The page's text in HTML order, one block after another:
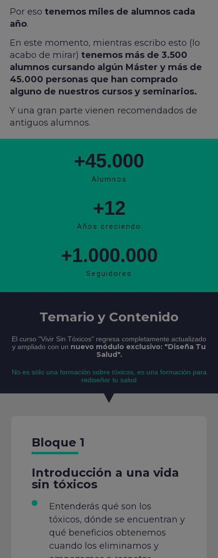
Por eso tenemos miles de alumnos cada
año.
En este momento, mientras escribo esto (lo
acabo de mirar) tenemos más de 3.500
alumnos cursando algún Máster y más de
45.000 personas que han comprado
alguno de nuestros cursos y seminarios.
Y una gran parte vienen recomendados de
antiguos alumnos.
Alumnos
+45.000
Años creciendo
+12
Seguidores
+1.000.000
Temario y Contenido
El curso "Vivir Sin Tóxicos" regresa completamente actualizado
y ampliado con un nuevo módulo exclusivo: "Diseña Tu
Salud".
No es sólo una formación sobre tóxicos, es una formación para
rediseñar tu salud
Bloque 1
Introducción a una vida
sin tóxicos
Entenderás qué son los
tóxicos, dónde se encuentran y
qué beneficios obtenemos
cuando los eliminamos y